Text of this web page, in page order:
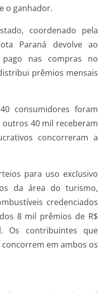
o ganhador.
coordenado pela
Paraná devolve ao
nas compras no
prêmios mensais
consumidores foram
40 mil receberam
concorreram a
para uso exclusivo
da área do turismo,
credenciados
8 mil prêmios de R$
Os contribuintes que
em ambos os